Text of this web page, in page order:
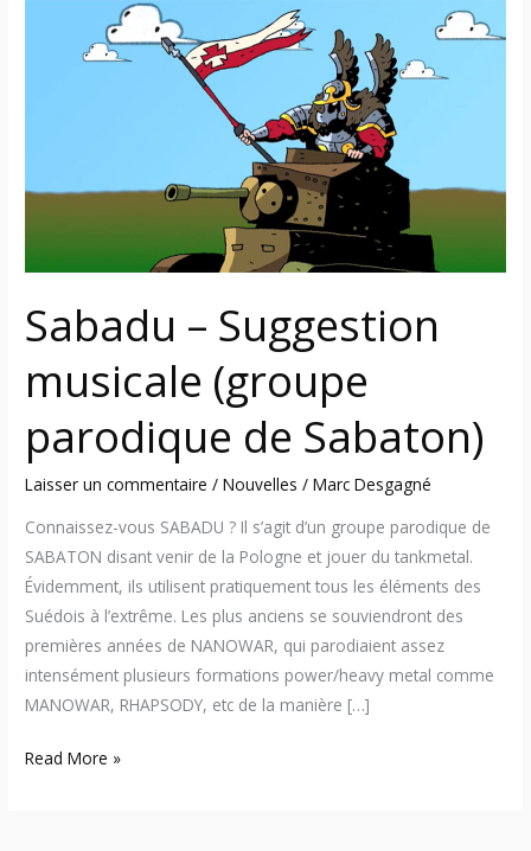
Sabadu – Suggestion
musicale (groupe
parodique de Sabaton)
Laisser un commentaire /Nouvelles /Marc Desgagné
Connaissez-vous SABADU ? Il s’agit d’un groupe parodique de
SABATON disant venir de la Pologne et jouer du tankmetal.
Évidemment, ils utilisent pratiquement tous les éléments des
Suédois à l’extrême. Les plus anciens se souviendront des
premières années de NANOWAR, qui parodiaient assez
intensément plusieurs formations power/heavy metal comme
MANOWAR, RHAPSODY, etc de la manière […]
de
Read More »